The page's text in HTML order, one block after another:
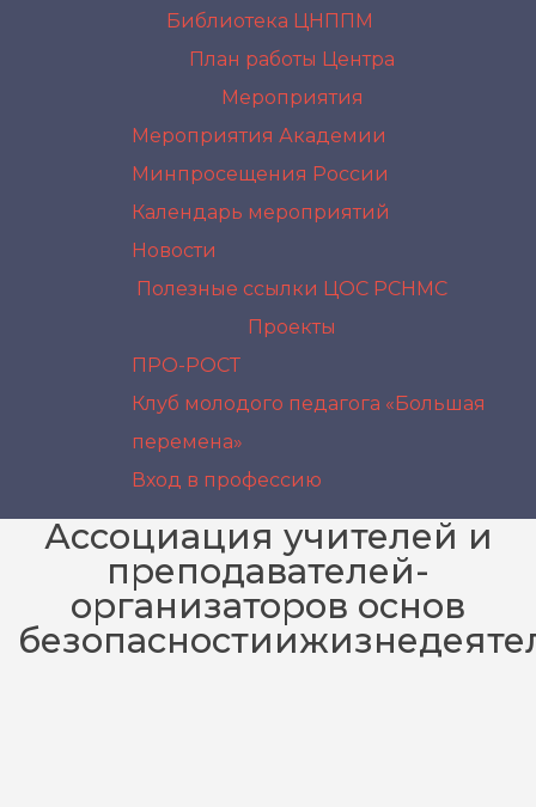
Библиотека ЦНППМ
План работы Центра
Мероприятия
Мероприятия Академии
Минпросещения России
Календарь мероприятий
Новости
Полезные ссылки ЦОС РСНМС
Проекты
ПРО-РОСТ
Клуб молодого педагога «Большая
перемена»
Вход в профессию
Ассоциация учителей и
преподавателей-
организаторов основ